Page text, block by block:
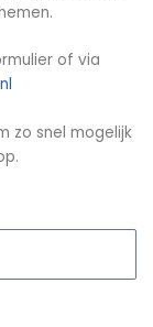
of via
zo snel mogelijk